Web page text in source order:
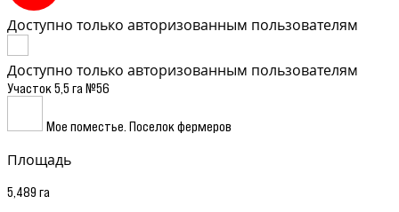
Доступно только авторизованным пользователям
Доступно только авторизованным пользователям
Участок 5,5 га №56
Мое поместье. Поселок фермеров
Площадь
5,489 га